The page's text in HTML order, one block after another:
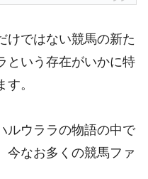
けではない競馬の新た
という存在がいかに特
。
ルウララの物語の中で
今なお多くの競馬ファ